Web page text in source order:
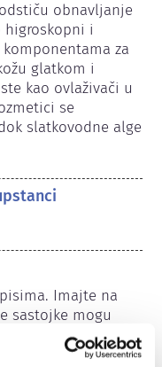
obnavljanje
higroskopni i
za
glatkom i
kao ovlaživači u
se
slatkovodne alge
Imajte na
sastojke mogu